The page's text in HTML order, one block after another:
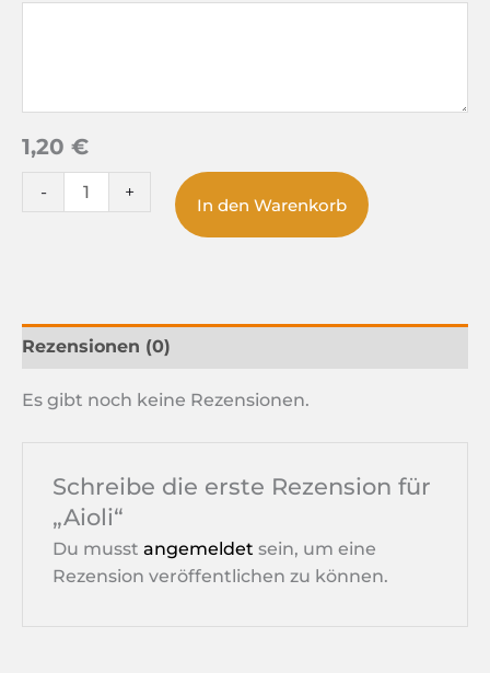
1,20 €
- +
In den Warenkorb
Rezensionen (0)
Es gibt noch keine Rezensionen.
Schreibe die erste Rezension für
„Aioli“
Du musst angemeldet sein, um eine
Rezension veröffentlichen zu können.